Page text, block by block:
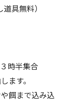
具無料）
時半集合
ます。
餌まで込み込